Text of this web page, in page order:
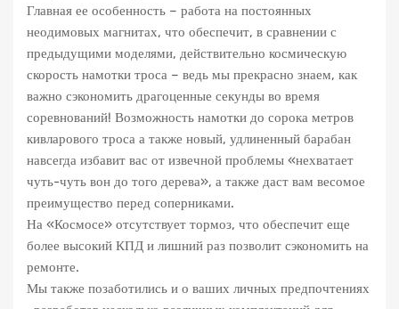
Главная ее особенность – работа на постоянных
неодимовых магнитах, что обеспечит, в сравнении с
предыдущими моделями, действительно космическую
скорость намотки троса – ведь мы прекрасно знаем, как
важно сэкономить драгоценные секунды во время
соревнований! Возможность намотки до сорока метров
кивларового троса а также новый, удлиненный барабан
навсегда избавит вас от извечной проблемы «нехватает
чуть-чуть вон до того дерева», а также даст вам весомое
преимущество перед соперниками.
На «Космосе» отсутствует тормоз, что обеспечит еще
более высокий КПД и лишний раз позволит сэкономить на
ремонте.
Мы также позаботились и о ваших личных предпочтениях